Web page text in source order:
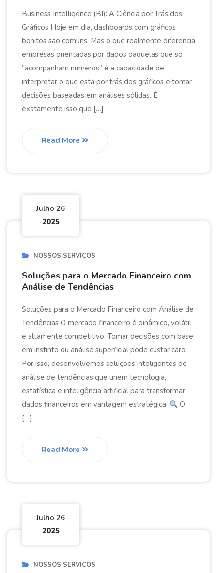
Business Intelligence (BI): A Ciência por Trás dos
Gráficos Hoje em dia, dashboards com gráficos
bonitos são comuns. Mas o que realmente diferencia
empresas orientadas por dados daquelas que só
“acompanham números” é a capacidade de
interpretar o que está por trás dos gráficos e tomar
decisões baseadas em análises sólidas. É
exatamente isso que […]
Read More
Julho 26
2025
NOSSOS SERVIÇOS
Soluções para o Mercado Financeiro com
Análise de Tendências
Soluções para o Mercado Financeiro com Análise de
Tendências O mercado financeiro é dinâmico, volátil
e altamente competitivo. Tomar decisões com base
em instinto ou análise superficial pode custar caro.
Por isso, desenvolvemos soluções inteligentes de
análise de tendências que unem tecnologia,
estatística e inteligência artificial para transformar
dados financeiros em vantagem estratégica.
O
[…]
Read More
Julho 26
2025
NOSSOS SERVIÇOS